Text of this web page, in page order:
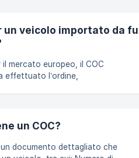
un veicolo importato da
mercato europeo, il COC
un COC?
documento dettagliato che